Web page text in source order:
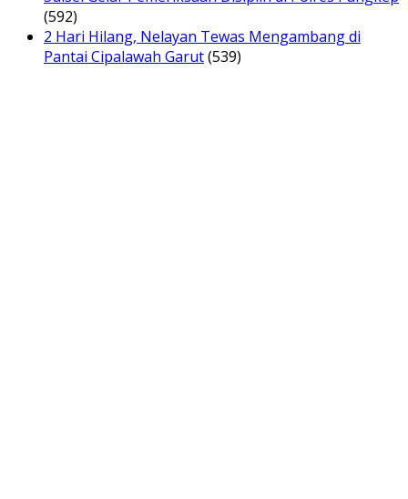
(592)
2 Hari Hilang, Nelayan Tewas Mengambang di
Pantai Cipalawah Garut(539)